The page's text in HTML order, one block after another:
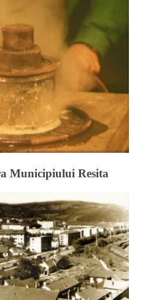
Municipiului Resita